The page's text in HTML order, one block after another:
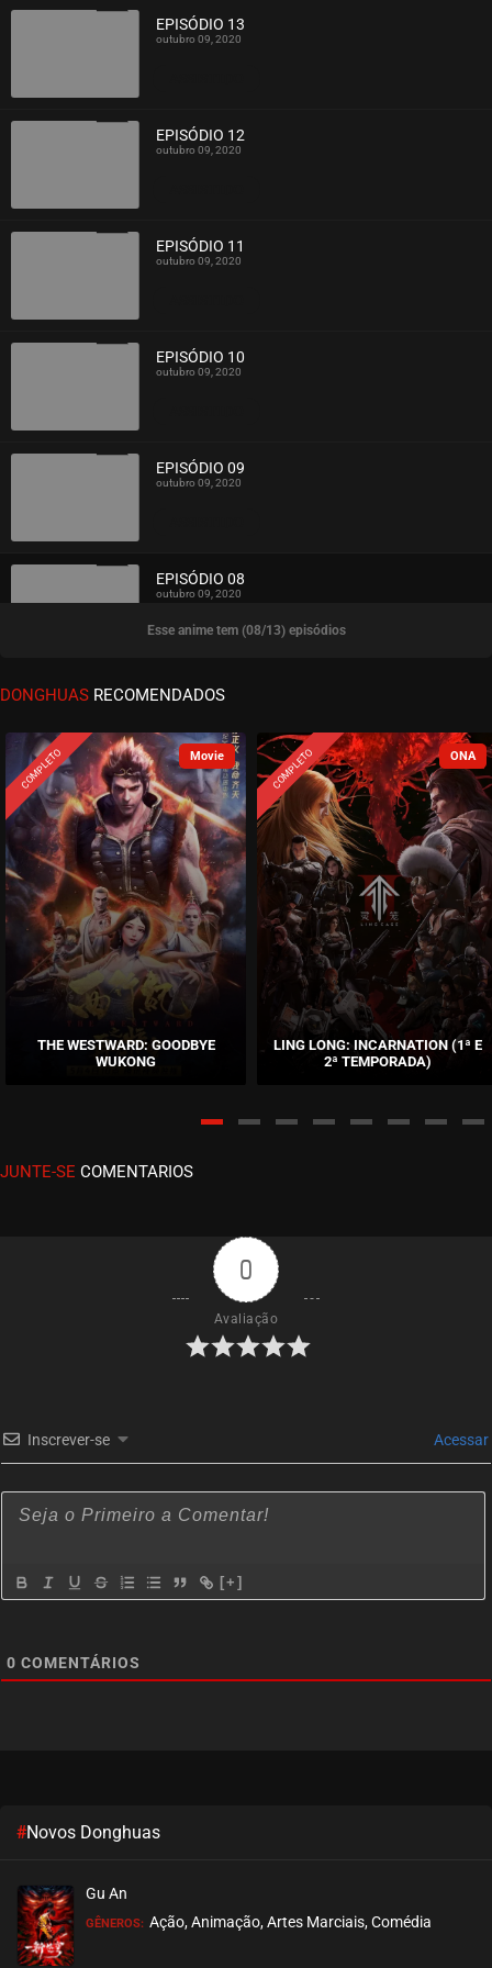
EPISÓDIO 13
outubro 09, 2020
EPISÓDIO 12
outubro 09, 2020
EPISÓDIO 11
outubro 09, 2020
EPISÓDIO 10
outubro 09, 2020
EPISÓDIO 09
outubro 09, 2020
ASSISTIDO
EPISÓDIO 08
outubro 09, 2020
ASSISTIDO
EPISÓDIO 07
ASSISTIDO
EPISÓDIO 06
outubro 06, 2020
ASSISTIDO
EPISÓDIO 05
outubro 06, 2020
EPISÓDIO 04
outubro 06, 2020
ASSISTIDO
EPISÓDIO 02
outubro 06, 2020
EPISÓDIO 01
Esse anime tem (08/13) episódios
DONGHUAS RECOMENDADOS
COMPLETO
THE WESTWARD: GOODBYE
WUKONG
COMPLETO
LING LONG: INCARNATION (1ª E
2ª TEMPORADA)
JUNTE-SE COMENTARIOS
0
Avaliação
Inscrever-se Acessar
[+]
0 COMENTÁRIOS
#Novos Donghuas
Gu An
GÊNEROS: Ação, Animação, Artes Marciais, Comédia